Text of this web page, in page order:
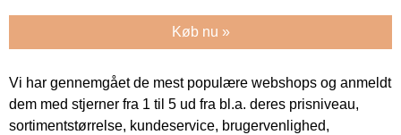
Køb nu »
Vi har gennemgået de mest populære webshops og anmeldt
dem med stjerner fra 1 til 5 ud fra bl.a. deres prisniveau,
sortimentstørrelse, kundeservice, brugervenlighed,